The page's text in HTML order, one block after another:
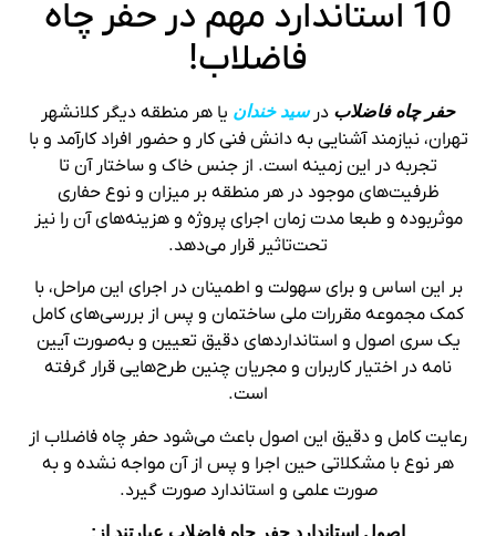
10 استاندارد مهم در حفر چاه
فاضلاب!
حفر چاه فاضلاب درسید خندان یا هر منطقه دیگر کلانشهر
تهران، نیازمند آشنایی به دانش فنی کار و حضور افراد کارآمد و با
تجربه در این زمینه است. از جنس خاک و ساختار آن تا
ظرفیت‌های موجود در هر منطقه بر میزان و نوع حفاری
موثربوده و طبعا مدت زمان اجرای پروژه و هزینه‌های آن را نیز
تحت‌تاثیر قرار می‌دهد.
بر این اساس و برای سهولت و اطمینان در اجرای این مراحل، با
کمک مجموعه مقررات ملی ساختمان و پس از بررسی‌های کامل
یک سری اصول و استانداردهای دقیق تعیین و به‌صورت آیین
نامه در اختیار کاربران و مجریان چنین طرح‌هایی قرار گرفته
است.
رعایت کامل و دقیق این اصول باعث می‌شود حفر چاه فاضلاب از
هر نوع با مشکلاتی حین اجرا و پس از آن مواجه نشده و به
صورت علمی و استاندارد صورت گیرد.
اصول استاندارد حفر چاه فاضلاب عبارتند از: